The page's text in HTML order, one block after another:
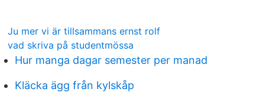
Ju mer vi är tillsammans ernst rolf
vad skriva på studentmössa
Hur manga dagar semester per manad
Kläcka ägg från kylskåp